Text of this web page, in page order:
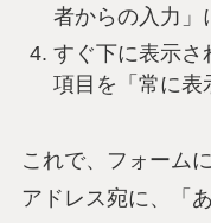
者からの入力」
すぐ下に表示さ
項目を「常に表
これで、フォーム
アドレス宛に、「